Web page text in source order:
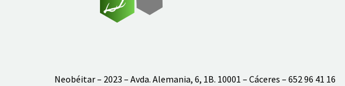
Neobéitar – 2023 – Avda. Alemania, 6, 1B. 10001 – Cáceres – 652 96 41 16